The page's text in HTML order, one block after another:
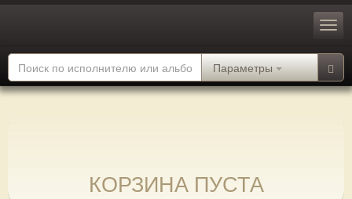
Параметры
КОРЗИНА ПУСТА